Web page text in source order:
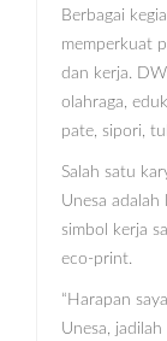
Berbagai
memperkuat
dan kerja.
olahraga,
pate, sipori,
Salah satu
Unesa adalah
simbol kerja
eco-print.
“Harapan
Unesa,